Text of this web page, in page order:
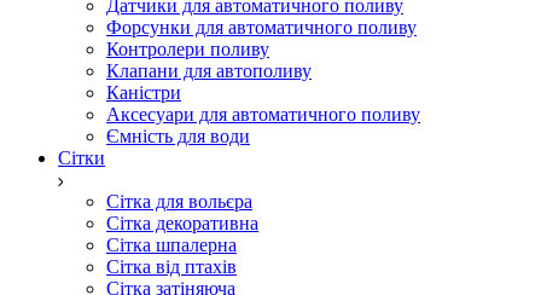
Датчики для автоматичного поливу
Форсунки для автоматичного поливу
Контролери поливу
Клапани для автополиву
Каністри
Аксесуари для автоматичного поливу
Ємність для води
Сітки
Сітка для вольєра
Сітка декоративна
Сітка шпалерна
Сітка від птахів
Сітка затіняюча